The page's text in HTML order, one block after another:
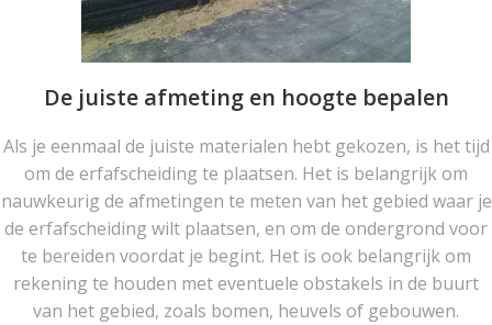
De juiste afmeting en hoogte bepalen
Als je eenmaal de juiste materialen hebt gekozen, is het tijd
om de erfafscheiding te plaatsen. Het is belangrijk om
nauwkeurig de afmetingen te meten van het gebied waar je
de erfafscheiding wilt plaatsen, en om de ondergrond voor
te bereiden voordat je begint. Het is ook belangrijk om
rekening te houden met eventuele obstakels in de buurt
van het gebied, zoals bomen, heuvels of gebouwen.